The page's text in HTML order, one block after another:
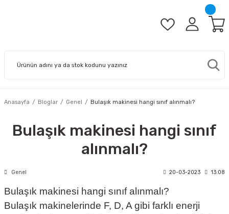
Anasayfa Bloglar Genel Bulaşık makinesi hangi sınıf alınmalı?
Bulaşık makinesi hangi sınıf
alınmalı?
Genel 20-03-2023 13:08
Bulaşık makinesi hangi sınıf alınmalı?
Bulaşık makinelerinde F, D, A gibi farklı enerji